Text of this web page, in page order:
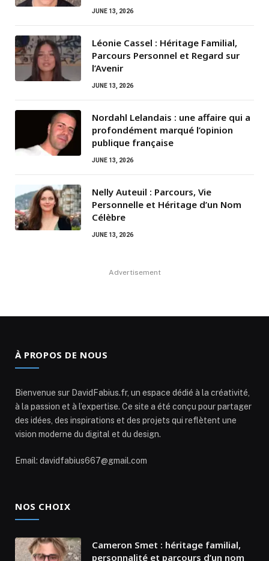
JUNE 13, 2026
Léonie Cassel : Héritage Familial,
Parcours Personnel et Regard sur
l’Avenir
JUNE 13, 2026
Nordahl Lelandais : une affaire qui a
profondément marqué l’opinion
publique française
JUNE 13, 2026
Nelly Auteuil : Parcours, Vie
Personnelle et Héritage d’un Nom
Célèbre
JUNE 13, 2026
Advertisement
À PROPOS DE NOUS
Bienvenue sur DavidFabius.fr, un espace dédié à la créativité,
à la passion et à l’expertise. Ce site a été conçu pour partager
des idées, des inspirations et des projets qui reflètent une
vision moderne du digital et du design.
Email: davidfabius667@gmail.com
NOS CHOIX
Cameron Smet : héritage familial,
personnalité et parcours d’un nom